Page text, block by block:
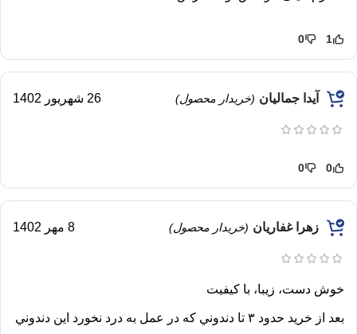
1
0
آیدا جمالیان (خریدار محصول) 26 شهریور 1402
0
0
زهرا غفاريان (خریدار محصول) 8 مهر 1402
خوش دست، زيبا، با كيفيت
بعد از خريد حدود ٣ تا دندوني كه در عمل به درد نخورد اين دندوني